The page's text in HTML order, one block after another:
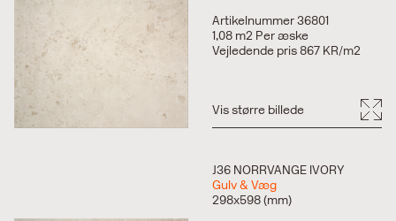
Artikelnummer 36801
1,08 m2 Per æske
Vejledende pris 867 KR/m2
Vis større billede
J36 NORRVANGE IVORY
Gulv & Væg
298x598 (mm)